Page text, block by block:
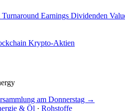
Turnaround Earnings Dividenden
Krypto-Aktien
am Donnerstag →
& Öl · Rohstoffe